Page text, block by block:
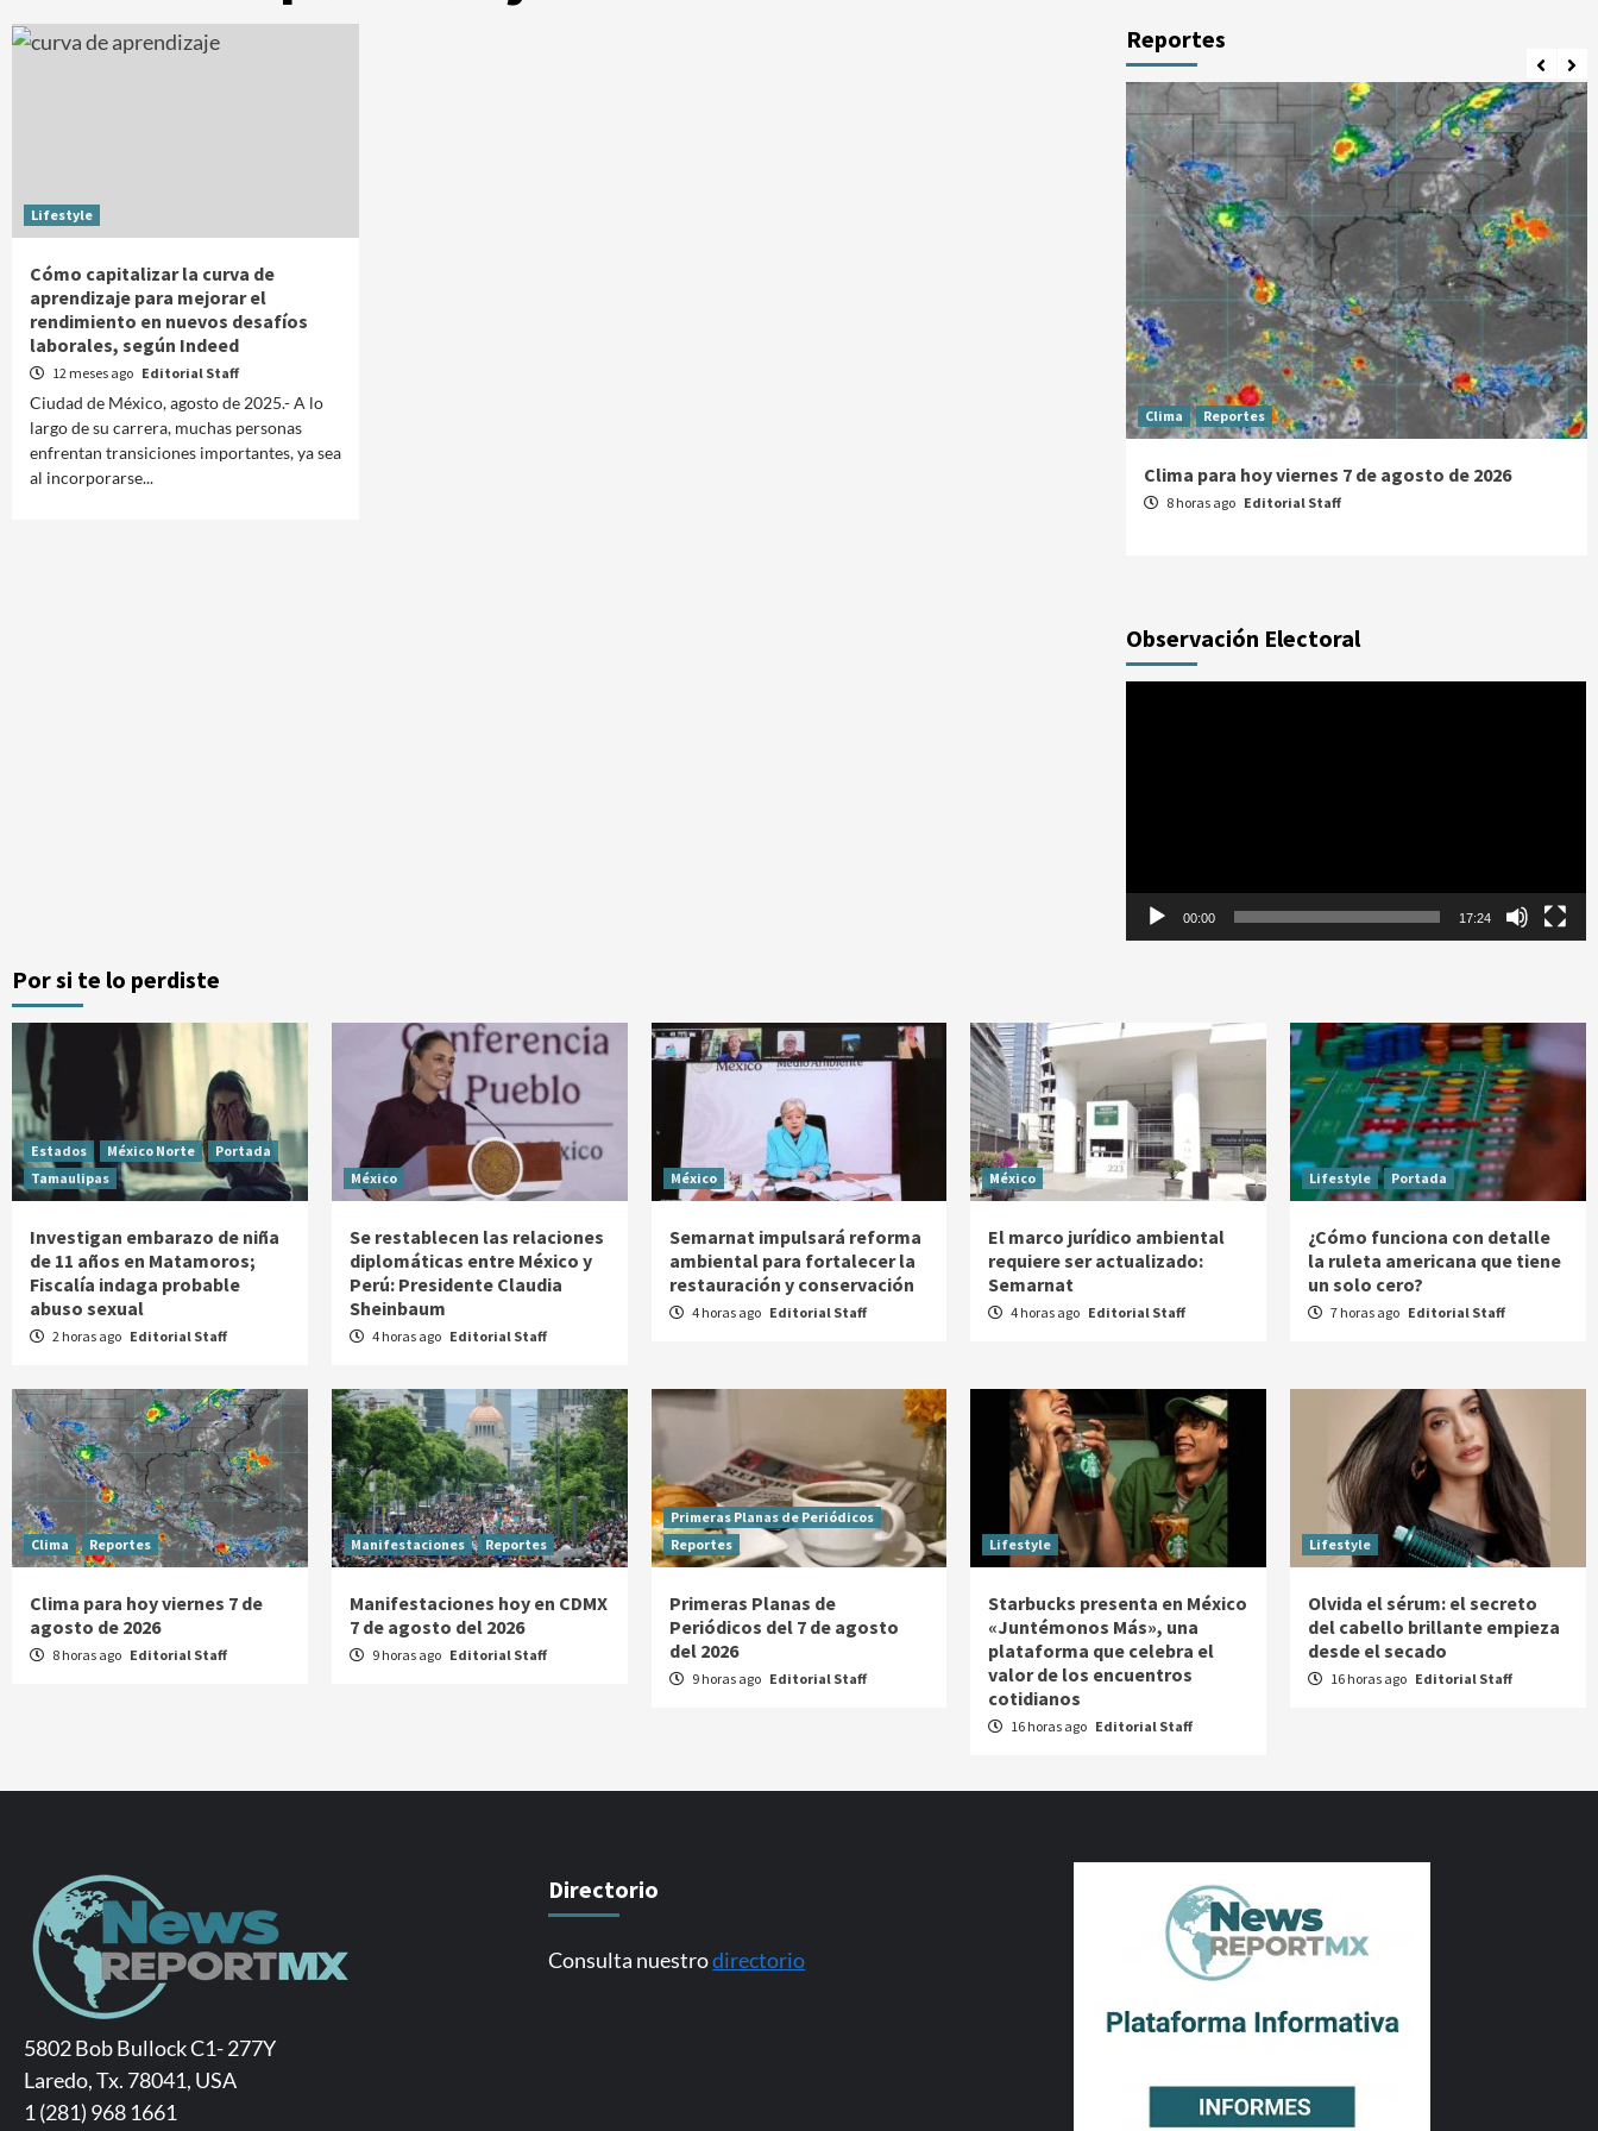
Lifestyle
Cómo capitalizar la curva de
aprendizaje para mejorar el
rendimiento en nuevos desafíos
laborales, según Indeed
12 meses ago Editorial Staff
Ciudad de México, agosto de 2025.- A lo
largo de su carrera, muchas personas
enfrentan transiciones importantes, ya sea
al incorporarse...
Reportes
Clima Reportes
Clima para hoy viernes 7 de agosto de 2026
8 horas ago Editorial Staff
Observación Electoral
00:00 17:24
Por si te lo perdiste
Estados México Norte
Portada
Tamaulipas
Investigan embarazo de niña
de 11 años en Matamoros;
Fiscalía indaga probable
abuso sexual
2 horas ago Editorial Staff
México
Se restablecen las relaciones
diplomáticas entre México y
Perú: Presidente Claudia
Sheinbaum
4 horas ago Editorial Staff
México
Semarnat impulsará reforma
ambiental para fortalecer la
restauración y conservación
4 horas ago Editorial Staff
México
El marco jurídico ambiental
requiere ser actualizado:
Semarnat
4 horas ago Editorial Staff
Lifestyle Portada
¿Cómo funciona con detalle
la ruleta americana que tiene
un solo cero?
7 horas ago Editorial Staff
Clima Reportes
Clima para hoy viernes 7 de
agosto de 2026
8 horas ago Editorial Staff
Manifestaciones Reportes
Manifestaciones hoy en CDMX
7 de agosto del 2026
9 horas ago Editorial Staff
Primeras Planas de Periódicos
Reportes
Primeras Planas de
Periódicos del 7 de agosto
del 2026
9 horas ago Editorial Staff
Lifestyle
Starbucks presenta en México
«Juntémonos Más», una
plataforma que celebra el
valor de los encuentros
cotidianos
16 horas ago Editorial Staff
Lifestyle
Olvida el sérum: el secreto
del cabello brillante empieza
desde el secado
16 horas ago Editorial Staff
5802 Bob Bullock C1- 277Y
Laredo, Tx. 78041, USA
1 (281) 968 1661
Directorio
Consulta nuestrodirectorio